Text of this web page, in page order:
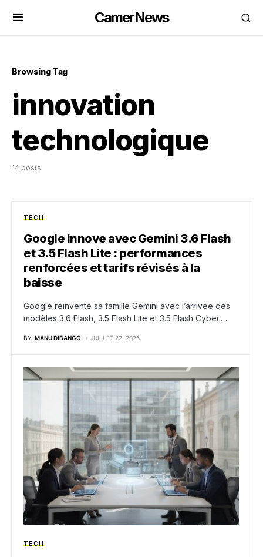
CamerNews
Browsing Tag
innovation
technologique
14 posts
TECH
Google innove avec Gemini 3.6 Flash
et 3.5 Flash Lite : performances
renforcées et tarifs révisés à la
baisse
Google réinvente sa famille Gemini avec l’arrivée des
modèles 3.6 Flash, 3.5 Flash Lite et 3.5 Flash Cyber.…
BY MANU DIBANGO JUILLET 22, 2026
TECH